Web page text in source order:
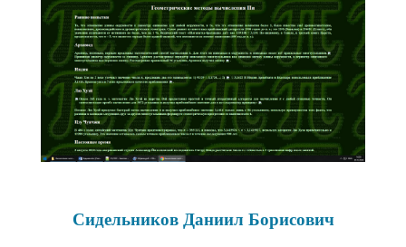
Сидельников Даниил Борисович